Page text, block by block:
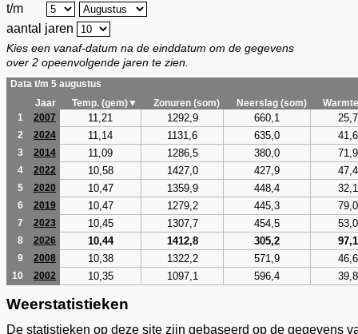
t/m
aantal jaren
Kies een vanaf-datum na de einddatum om de gegevens
over 2 opeenvolgende jaren te zien.
Data t/m 5 augustus
Jaar
Temp. (gem)▼ Zonuren (som) Neerslag (som)
1
2007 11,21 1292,9 660,1 25,7
2 2024 11,14 1131,6 635,0 41,6
3 2014 11,09 1286,5 380,0 71,9
4 2022 10,58 1427,0 427,9 47,4
5 2020 10,47 1359,9 448,4 32,1
6 2019 10,47 1279,2 445,3 79,0
7 2023 10,45 1307,7 454,5 53,0
8 2026 10,44 1412,8 305,2 97,1
9 2008 10,38 1322,2 571,9 46,6
10 2002 10,35 1097,1 596,4 39,8
Weerstatistieken
De statistieken op deze site zijn gebaseerd op de gegevens